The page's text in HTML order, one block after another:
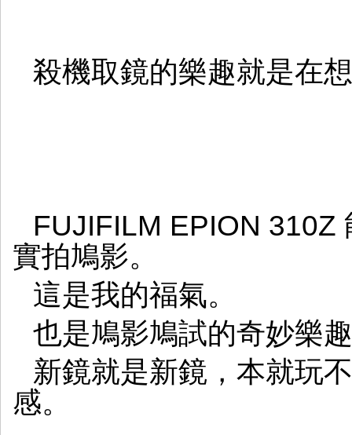
殺機取鏡的樂趣就是在
FUJIFILM EPION 310Z
實拍鳩影。
這是我的福氣。
也是鳩影鳩試的奇妙樂
新鏡就是新鏡，本就玩
感。